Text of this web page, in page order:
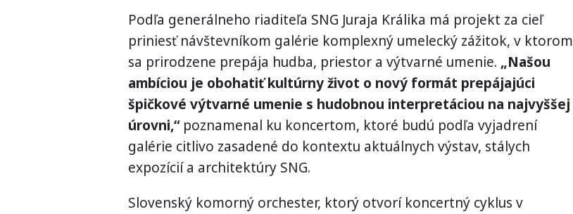
Podľa generálneho riaditeľa SNG Juraja Králika má projekt za cieľ
priniesť návštevníkom galérie komplexný umelecký zážitok, v ktorom
sa prirodzene prepája hudba, priestor a výtvarné umenie. „Našou
ambíciou je obohatiť kultúrny život o nový formát prepájajúci
špičkové výtvarné umenie s hudobnou interpretáciou na najvyššej
úrovni,“poznamenal ku koncertom, ktoré budú podľa vyjadrení
galérie citlivo zasadené do kontextu aktuálnych výstav, stálych
expozícií a architektúry SNG.
Slovenský komorný orchester, ktorý otvorí koncertný cyklus v